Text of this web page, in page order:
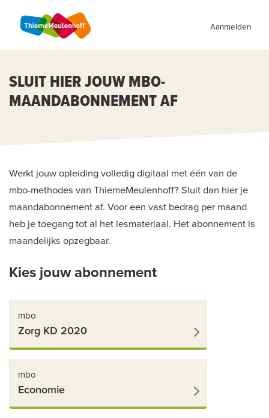
Aanmelden
SLUIT HIER JOUW MBO-
MAANDABONNEMENT AF
Werkt jouw opleiding volledig digitaal met één van de
mbo-methodes van ThiemeMeulenhoff? Sluit dan hier je
maandabonnement af. Voor een vast bedrag per maand
heb je toegang tot al het lesmateriaal. Het abonnement is
maandelijks opzegbaar.
Kies jouw abonnement
mbo
Zorg KD 2020
mbo
Economie